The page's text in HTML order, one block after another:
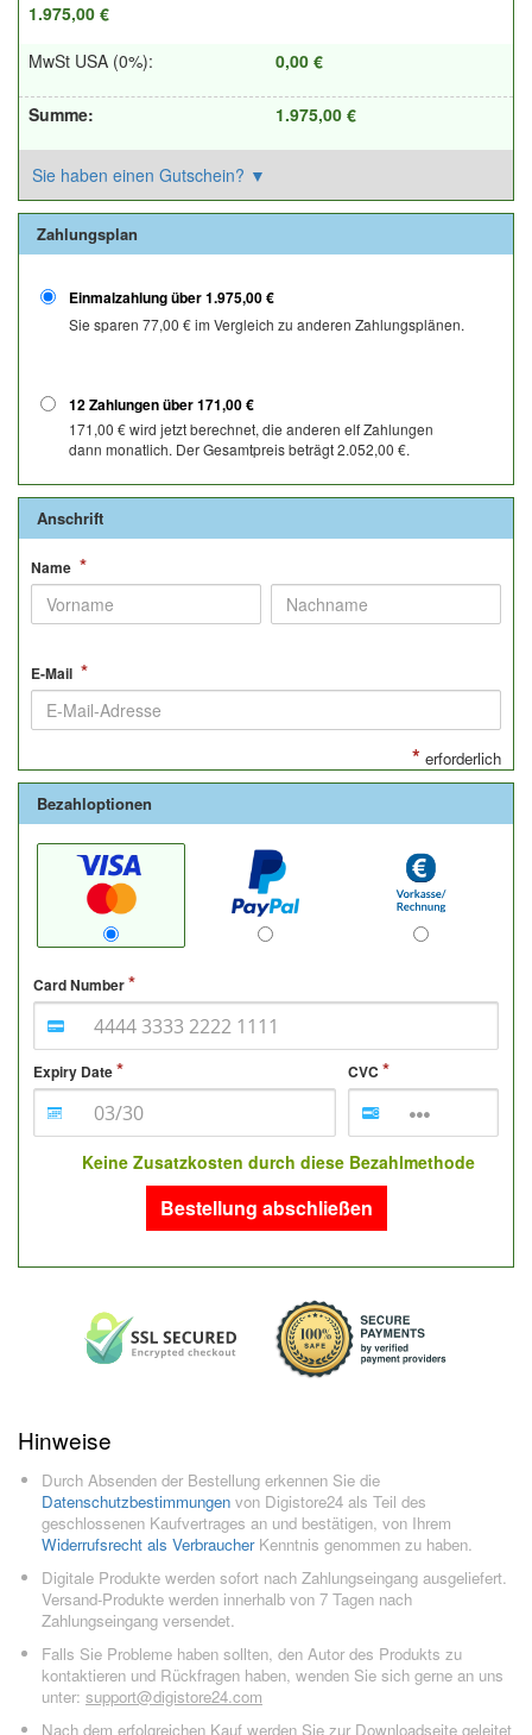
1.975,00 €
MwSt USA (0%): 0,00 €
Summe: 1.975,00 €
Sie haben einen Gutschein? ▼
Zahlungsplan
Einmalzahlung über1.975,00 €
Sie sparen 77,00 €im Vergleich zu anderen Zahlungsplänen.
12 Zahlungen über171,00 €
171,00 €wird jetzt berechnet, die anderen elf Zahlungen
dann monatlich. Der Gesamtpreis beträgt2.052,00 €.
Anschrift
Name *
E-Mail *
* erforderlich
Bezahloptionen
Card Number
Expiry Date CVC
Keine Zusatzkosten durch diese Bezahlmethode
Bestellung abschließen
Hinweise
Durch Absenden der Bestellung erkennen Sie die
Datenschutzbestimmungen von Digistore24 als Teil des
geschlossenen Kaufvertrages an und bestätigen, von Ihrem
Widerrufsrecht als VerbraucherKenntnis genommen zu haben.
Digitale Produkte werden sofort nach Zahlungseingang ausgeliefert.
Versand-Produkte werden innerhalb von 7 Tagen nach
Zahlungseingang versendet.
Falls Sie Probleme haben sollten, den Autor des Produkts zu
kontaktieren und Rückfragen haben, wenden Sie sich gerne an uns
unter: support@digistore24.com
Nach dem erfolgreichen Kauf werden Sie zur Downloadseite geleitet